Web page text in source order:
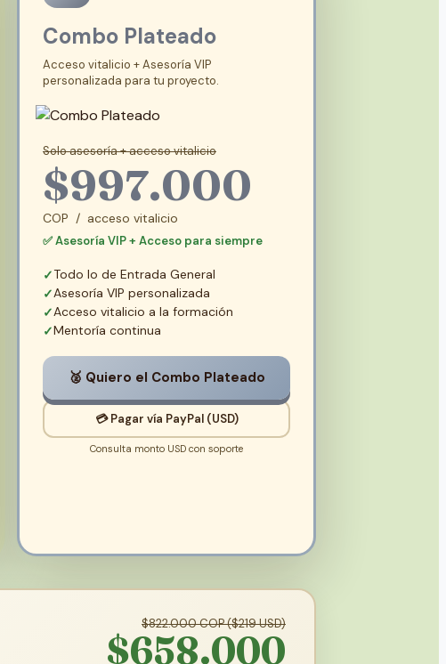
Combo Plateado
Acceso vitalicio + Asesoría VIP
personalizada para tu proyecto.
Solo asesoría + acceso vitalicio
$997.000
COP / acceso vitalicio
✅ Asesoría VIP + Acceso para siempre
Todo lo de Entrada General
Asesoría VIP personalizada
Acceso vitalicio a la formación
Mentoría continua
🥈 Quiero el Combo Plateado
💳 Pagar vía PayPal (USD)
Consulta monto USD con soporte
$822.000 COP ($219 USD)
$658.000